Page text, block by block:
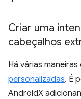
Criar uma
cabeçalhos
Há várias
personalizadas. É
AndroidX